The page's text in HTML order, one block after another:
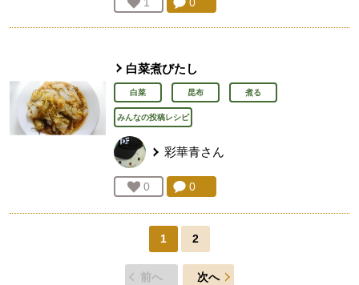
白菜煮びたし
白菜 昆布 煮る
みんなの投稿レシピ
彩華青さん
お気に入り登録：
0 人が登録コメント：
0
1 2
前へ 次へ